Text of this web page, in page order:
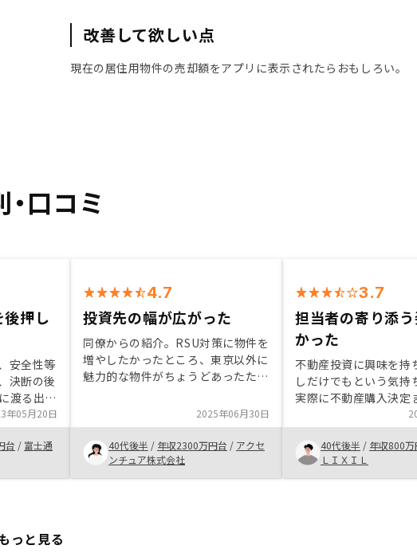
改善して欲しい点
現在の居住用物件の売却額をアプリに表示されたらおもしろい。
口コミ
押し
安全性等
決断の後
渡る出口
ーション
ての不動
ました。
せていた
ピーディ
化、イン
年05月20日
台 / 富士通
4.7
投資先の幅が広がった
同僚からの紹介。RSU対策に物件を
増やしたかったところ、東京以外に
魅力的な物件がちょうどあったため
やしたいが、既に取引のある不動産
のラインナップが少ない場合、幅が
広がるのでおすすめしたい。 ま
た、アプリで非常に分かりやすく確
認できる点もとても良い
2025年06月30日
40代後半 / 年収2300万円台 / アクセ
ンチュア株式会社
3.7
担当者の寄り添
かった
不動産投資に興味を持
しだけでもという気持
実際に不動産購入決定
説明を受けれて、不
まで繋がりました。
かりなので、この後
待したいところです。 アプリ対応
が主なので、入力内容
40代後半 / 年収800万
ＬＩＸＩＬ
っと見る